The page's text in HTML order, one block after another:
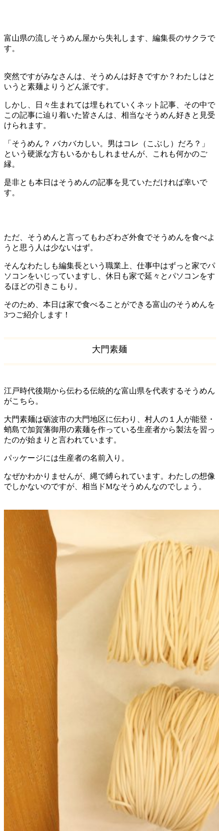
富山県の流しそうめん屋から失礼します、編集長のサクラで
す。
突然ですがみなさんは、そうめんは好きですか？わたしはと
いうと素麺よりうどん派です。
しかし、日々生まれては埋もれていくネット記事、その中で
この記事に辿り着いた皆さんは、相当なそうめん好きと見受
けられます。
「そうめん？ バカバカしい。男はコレ（こぶし）だろ？」
という硬派な方もいるかもしれませんが、これも何かのご
縁。
是非とも本日はそうめんの記事を見ていただければ幸いで
す。
ただ、そうめんと言ってもわざわざ外食でそうめんを食べよ
うと思う人は少ないはず。
そんなわたしも編集長という職業上、仕事中はずっと家でパ
ソコンをいじっていますし、休日も家で延々とパソコンをす
るほどの引きこもり。
そのため、本日は家で食べることができる富山のそうめんを
3つご紹介します！
大門素麺
江戸時代後期から伝わる伝統的な富山県を代表するそうめん
がこちら。
大門素麺は砺波市の大門地区に伝わり、村人の１人が能登・
蛸島で加賀藩御用の素麺を作っている生産者から製法を習っ
たのが始まりと言われています。
パッケージには生産者の名前入り。
なぜかわかりませんが、縄で縛られています。わたしの想像
でしかないのですが、相当ドMなそうめんなのでしょう。